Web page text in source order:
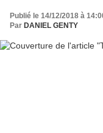
Publié le 14/12/2018 à
Par DANIEL GENTY